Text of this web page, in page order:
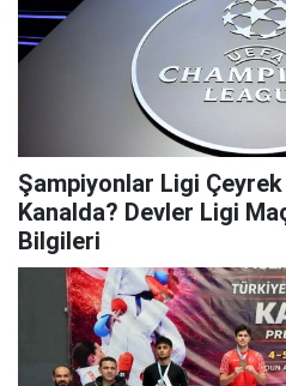
Şampiyonlar Ligi
Kanalda? Devler Ligi
Bilgileri